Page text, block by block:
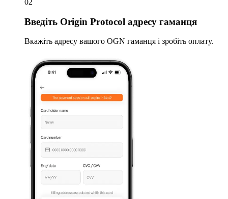
Введіть Origin Protocol адресу гаманця
Вкажіть адресу вашого OGN гаманця і зробіть оплату.